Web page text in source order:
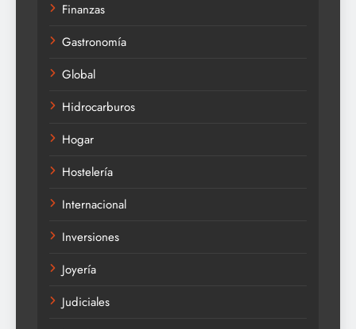
Finanzas
Gastronomía
Global
Hidrocarburos
Hogar
Hostelería
Internacional
Inversiones
Joyería
Judiciales